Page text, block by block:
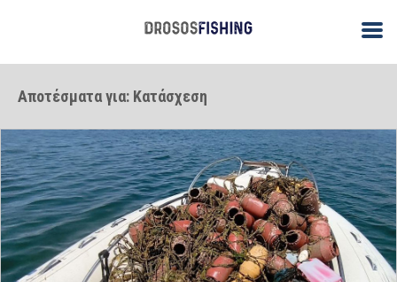
Αποτέσματα για: Κατάσχεση